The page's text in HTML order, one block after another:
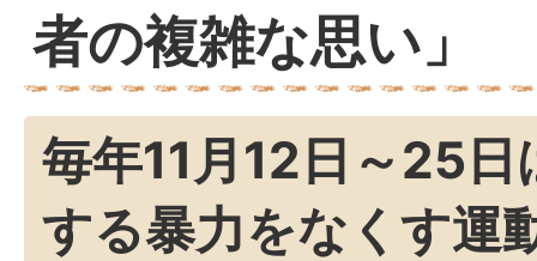
者の複雑な思い」
毎年11月12日～25日
する暴力をなくす運